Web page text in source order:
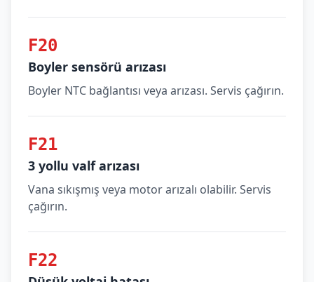
F20
Boyler sensörü arızası
Boyler NTC bağlantısı veya arızası. Servis çağırın.
F21
3 yollu valf arızası
Vana sıkışmış veya motor arızalı olabilir. Servis
çağırın.
F22